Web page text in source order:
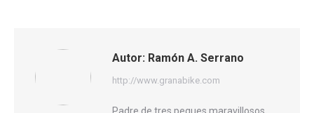
Autor: Ramón A. Serrano
http://www.granabike.com